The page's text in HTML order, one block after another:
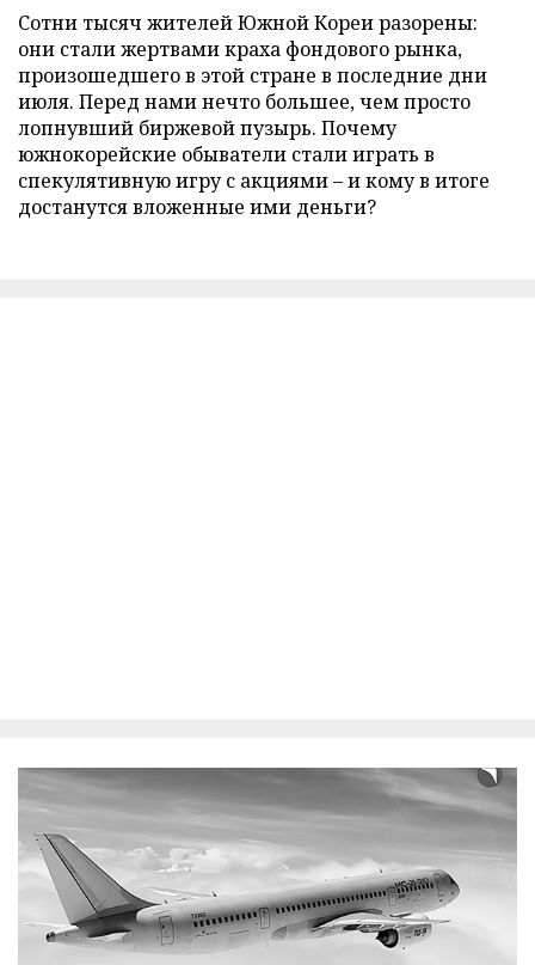
Сотни тысяч жителей Южной Кореи разорены:
они стали жертвами краха фондового рынка,
произошедшего в этой стране в последние дни
июля. Перед нами нечто большее, чем просто
лопнувший биржевой пузырь. Почему
южнокорейские обыватели стали играть в
спекулятивную игру с акциями – и кому в итоге
достанутся вложенные ими деньги?